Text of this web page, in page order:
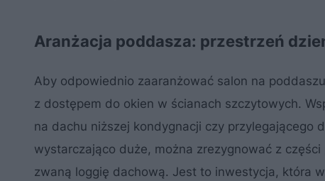
Aranżacja poddasza: przestrzeń
Aby odpowiednio zaaranżować salon na
z dostępem do okien w ścianach szczytowych.
na dachu niższej kondygnacji czy przylegającego
wystarczająco duże, można zrezygnować z
zwaną loggię dachową. Jest to inwestycja, która